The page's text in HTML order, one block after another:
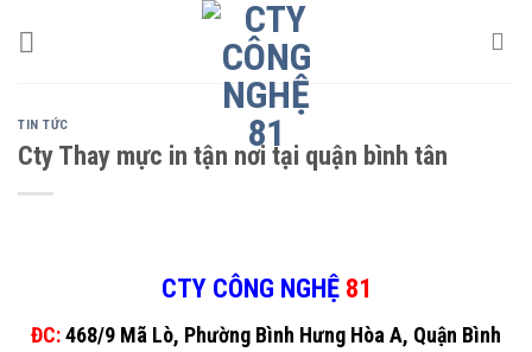
TIN TỨC
Cty Thay mực in tận nơi tại quận bình tân
CTY CÔNG NGHỆ 81
ĐC:468/9 Mã Lò, Phường Bình Hưng Hòa A, Quận Bình